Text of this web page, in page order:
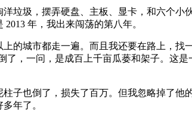
垃圾，摆弄硬盘、主板、显卡，和六个
2013 年，我出来闯荡的第八年。
的城市都走一遍。而且我还要在路上，
，一问，是成百上千亩瓜蒌和架子。这
子也倒了，损失了百万。但我忽略掉了
年了。